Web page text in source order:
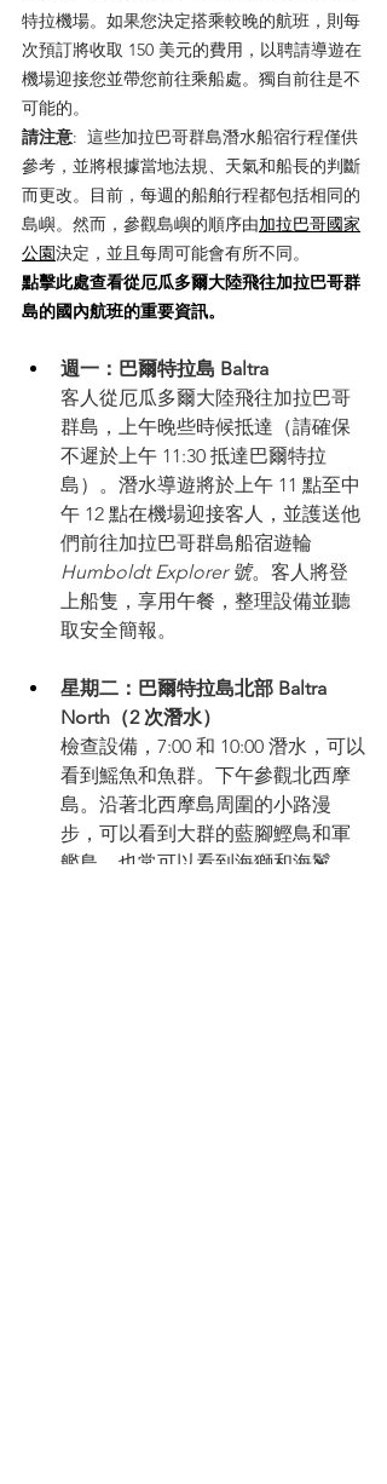
特拉機場。如果您決定搭乘較晚的航班，則每
次預訂將收取 150 美元的費用，以聘請導遊在
機場迎接您並帶您前往乘船處。獨自前往是不
可能的。
請注意:  這些加拉巴哥群島潛水船宿行程僅供
參考，並將根據當地法規、天氣和船長的判斷
而更改。目前，每週的船舶行程都包括相同的
島嶼。然而，參觀島嶼的順序由加拉巴哥國家
公園決定，並且每周可能會有所不同。
點擊此處查看從厄瓜多爾大陸飛往加拉巴哥群
島的國內航班的重要資訊。
週一：巴爾特拉島 Baltra
客人從厄瓜多爾大陸飛往加拉巴哥
群島，上午晚些時候抵達（請確保
不遲於上午 11:30 抵達巴爾特拉
島）。潛水導遊將於上午 11 點至中
午 12 點在機場迎接客人，並護送他
們前往加拉巴哥群島船宿遊輪
Humboldt Explorer 號。客人將登
上船隻，享用午餐，整理設備並聽
取安全簡報。
星期二：巴爾特拉島北部 Baltra
North （2 次潛水）
檢查設備，7:00 和 10:00 潛水，可以
看到鰩魚和魚群。下午參觀北西摩
島。沿著北西摩島周圍的小路漫
步，可以看到大群的藍腳鰹鳥和軍
艦鳥。也常可以看到海獅和海鬣